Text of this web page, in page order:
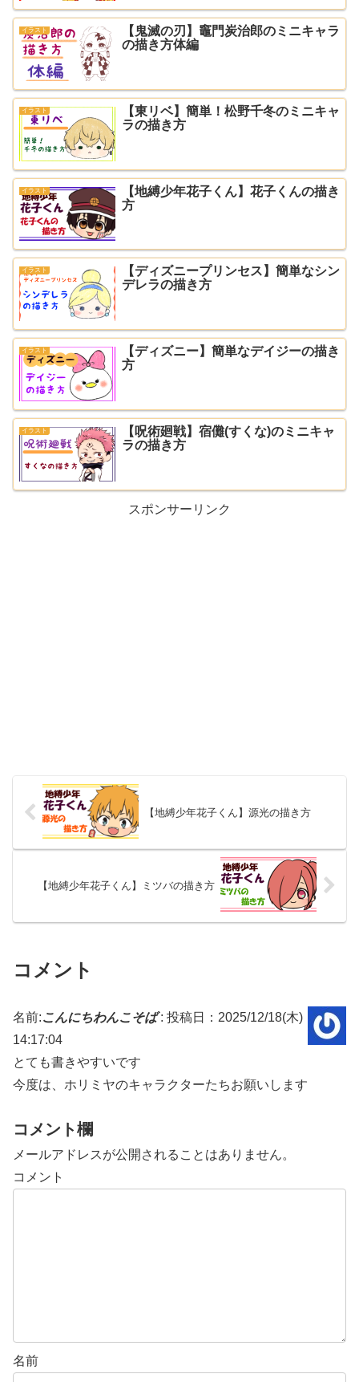
イラスト
【鬼滅の刃】竈門炭治郎のミニキャラ
の描き方体編
イラスト
【東リベ】簡単！松野千冬のミニキャ
ラの描き方
イラスト
【地縛少年花子くん】花子くんの描き
方
イラスト
【ディズニープリンセス】簡単なシン
デレラの描き方
イラスト
【ディズニー】簡単なデイジーの描き
方
イラスト
【呪術廻戦】宿儺(すくな)のミニキャ
ラの描き方
スポンサーリンク
【地縛少年花子くん】源光の描き方
【地縛少年花子くん】ミツバの描き方
コメント
名前:こんにちわんこそば️: 投稿日：2025/12/18(木)
14:17:04
とても書きやすいです
今度は、ホリミヤのキャラクターたちお願いします
コメント欄
メールアドレスが公開されることはありません。
コメント
名前